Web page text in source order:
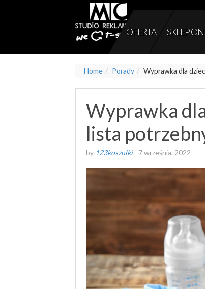
OFERTA SKLEP
Home Porady Wyprawka dla
Wyprawka
lista
by 123koszulki- 7 września, 2022